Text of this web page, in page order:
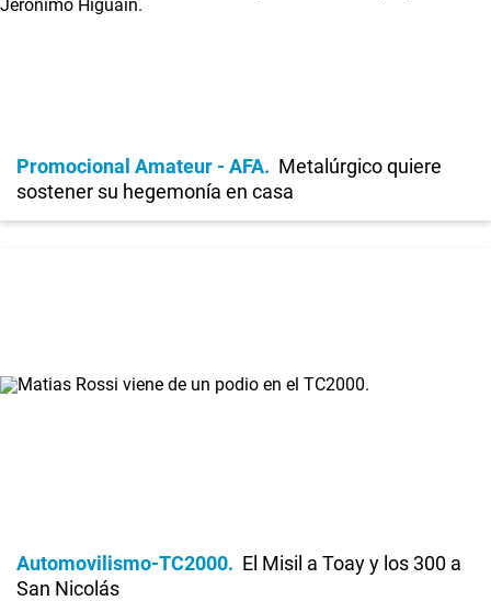
Promocional Amateur - AFA
Metalúrgico quiere
sostener su hegemonía en casa
Automovilismo-TC2000
El Misil a Toay y los 300 a
San Nicolás